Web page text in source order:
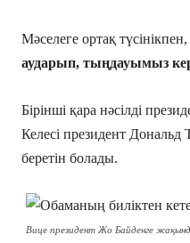
Мәселеге ортақ
аударып, тыңдауымыз
Бірінші қара нәсілді
Келесі президент Дональд
беретін болады.
Вице президент Жо Байденге